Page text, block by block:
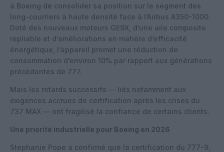
à Boeing de consolider sa position sur le segment des
long-courriers à haute densité face à l’Airbus A350-1000.
Doté des nouveaux moteurs GE9X, d’une aile composite
repliable et d’améliorations en matière d’efficacité
énergétique, l’appareil promet une réduction de
consommation d’environ 10% par rapport aux générations
précédentes de 777.
Mais les retards successifs — liés notamment aux
exigences accrues de certification après les crises du
737 MAX — ont fragilisé la confiance de certains clients.
Une priorité industrielle pour Boeing en 2026
Stephanie Pope a confirmé que la certification du 777-9,